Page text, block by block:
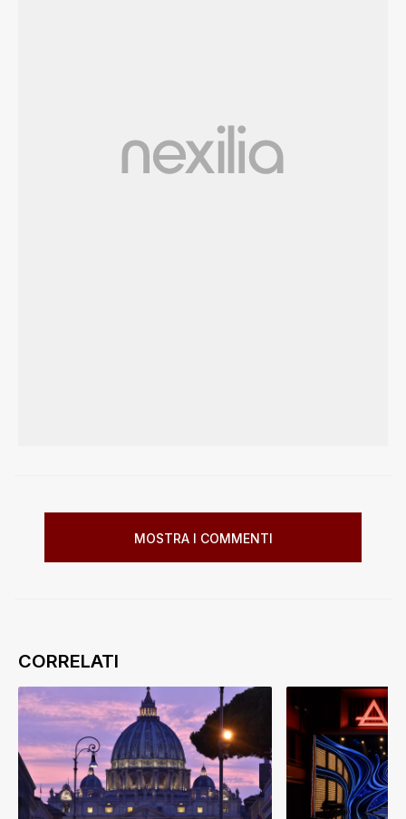
MOSTRA I COMMENTI